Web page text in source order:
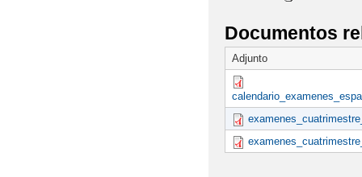
Documentos
Adjunto